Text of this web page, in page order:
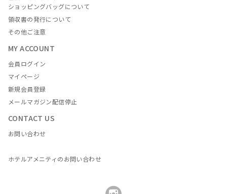
ショッピングバッグについて
領収書の発行について
その他ご注意
MY ACCOUNT
会員ログイン
マイページ
新規会員登録
メールマガジン配信停止
CONTACT US
お問い合わせ
ホテルアメニティのお問い合わせ